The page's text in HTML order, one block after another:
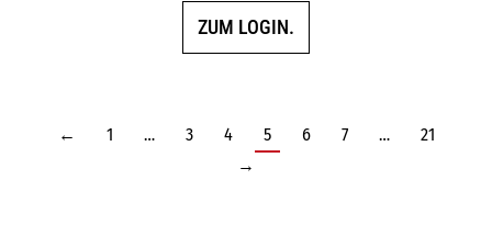
ZUM LOGIN.
← 1 … 3 4 5 6 7 …
21
→